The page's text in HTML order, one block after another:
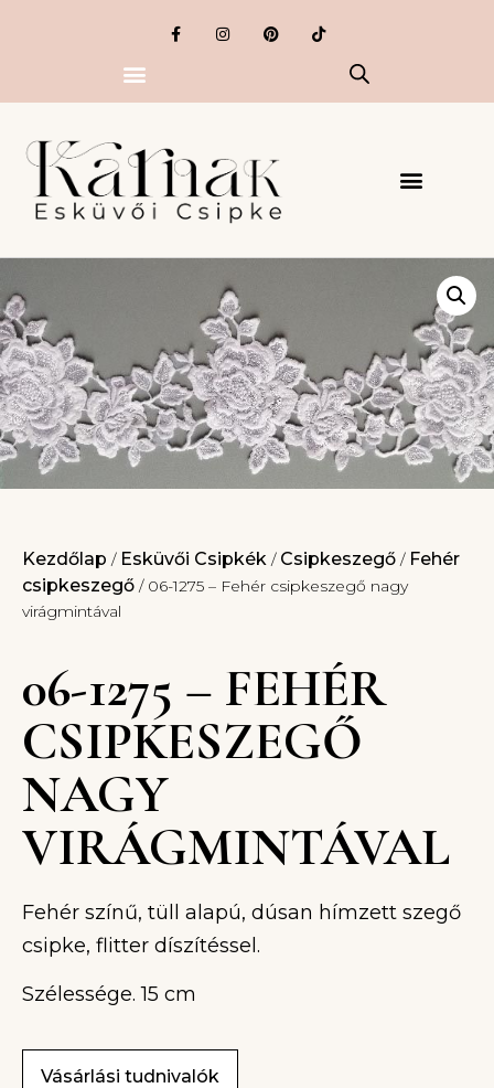
Kezdőlap / Esküvői Csipkék / Csipkeszegő / Fehér
csipkeszegő / 06-1275 – Fehér csipkeszegő nagy
virágmintával
06-1275 – FEHÉR
CSIPKESZEGŐ
NAGY
VIRÁGMINTÁVAL
Fehér színű, tüll alapú, dúsan hímzett szegő
csipke, flitter díszítéssel.
Szélessége. 15 cm
Vásárlási tudnivalók